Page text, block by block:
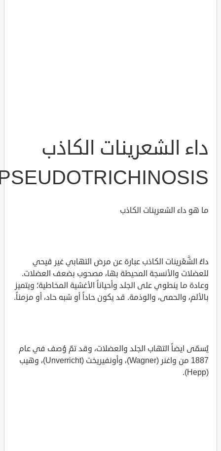
داء الشعرينات الكاذب
ما هو داء الشعرينات الكاذب
داءُ الشَّعْرينات الكاذب عبارة عن مرض التهابي غير قيحي
للعضلات والأنسجة المحيطة بها، مصحوب بضعف العضلات.
وعادة ما ينطوي على الجلد وأحياناً الأغشية المخاطية؛ ويتميز
بالألم، والحمى، والوذمة. قد يكون حاداً أو شبه حاد، أو مزمناً.
يُسمّى ايضاً التهاب الجلد والعضلات، وقد تمّ وُصف في عام
1887 من واغنر (Wagner)، وأونفيريخت (Unverricht)، وهيب
(Hepp).